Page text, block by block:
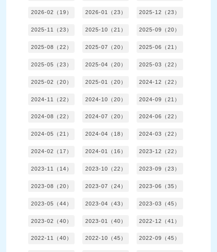
2026-02（19） 2026-01（23） 2025-12（23）
2025-11（23） 2025-10（21） 2025-09（20）
2025-08（22） 2025-07（20） 2025-06（21）
2025-05（23） 2025-04（20） 2025-03（22）
2025-02（20） 2025-01（20） 2024-12（22）
2024-11（22） 2024-10（20） 2024-09（21）
2024-08（22） 2024-07（20） 2024-06（22）
2024-05（21） 2024-04（18） 2024-03（22）
2024-02（17） 2024-01（16） 2023-12（22）
2023-11（14） 2023-10（22） 2023-09（23）
2023-08（20） 2023-07（24） 2023-06（35）
2023-05（44） 2023-04（43） 2023-03（45）
2023-02（40） 2023-01（40） 2022-12（41）
2022-11（40） 2022-10（45） 2022-09（45）